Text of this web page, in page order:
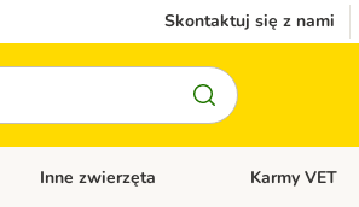
Skontaktuj się z nami
dla psa
Otwórz menu kategorii: Akcesoria dla psa
Inne zwierzęta Otwórz menu
Karmy VET